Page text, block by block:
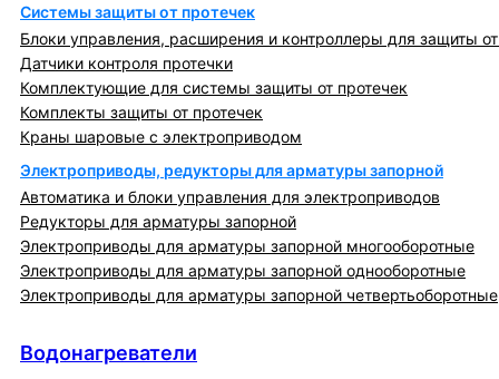
Системы защиты от протечек
Блоки управления, расширения и контроллеры для защиты
Датчики контроля протечки
Комплектующие для системы защиты от протечек
Комплекты защиты от протечек
Краны шаровые с электроприводом
Электроприводы, редукторы для арматуры запорной
Автоматика и блоки управления для электроприводов
Редукторы для арматуры запорной
Электроприводы для арматуры запорной многооборотные
Электроприводы для арматуры запорной однооборотные
Электроприводы для арматуры запорной четвертьоборотные
Водонагреватели